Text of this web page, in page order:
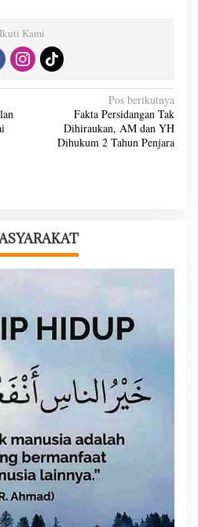
Ikuti Kami
Pos berikutnya
Fakta Persidangan Tak
Dihiraukan, AM dan YH
Dihukum 2 Tahun Penjara